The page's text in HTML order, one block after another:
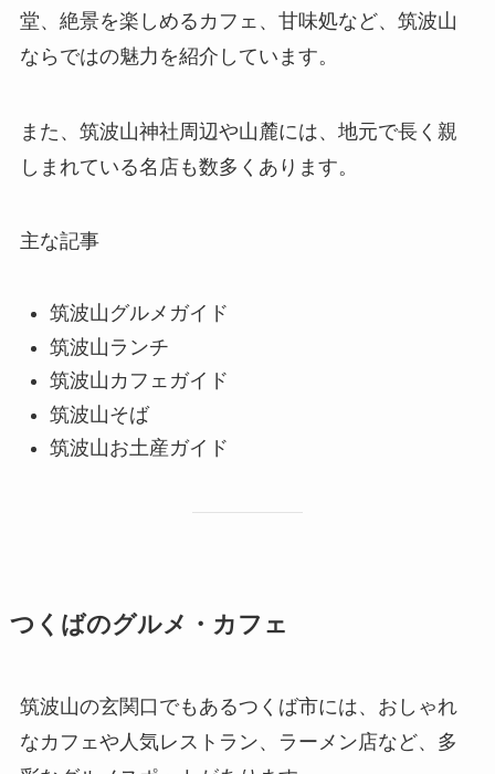
堂、絶景を楽しめるカフェ、甘味処など、筑波山
ならではの魅力を紹介しています。
また、筑波山神社周辺や山麓には、地元で長く親
しまれている名店も数多くあります。
主な記事
筑波山グルメガイド
筑波山ランチ
筑波山カフェガイド
筑波山そば
筑波山お土産ガイド
つくばのグルメ・カフェ
筑波山の玄関口でもあるつくば市には、おしゃれ
なカフェや人気レストラン、ラーメン店など、多